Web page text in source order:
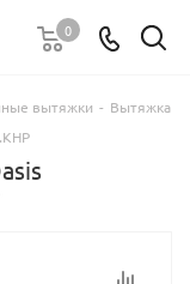
0
вытяжки - Вытяжка